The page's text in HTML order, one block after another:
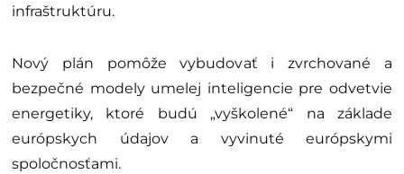
infraštruktúru.
Nový plán pomôže vybudovať i zvrchované a
bezpečné modely umelej inteligencie pre odvetvie
energetiky, ktoré budú „vyškolené“ na základe
európskych údajov a vyvinuté európskymi
spoločnosťami.